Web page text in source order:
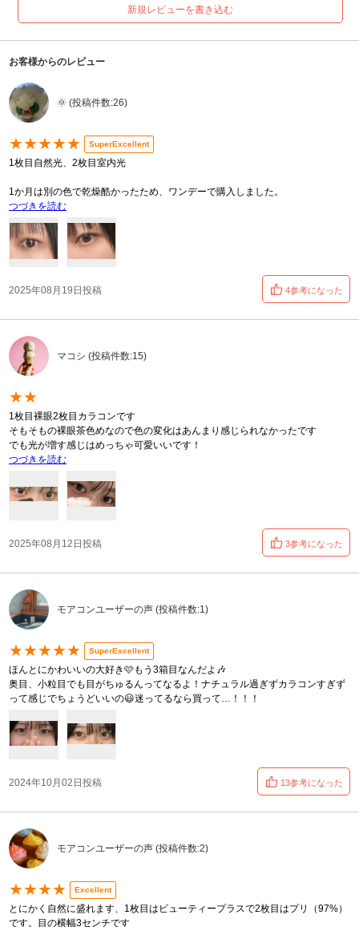
新規レビューを書き込む
お客様からのレビュー
🌞 (投稿件数:26)
★★★★★ SuperExcellent
1枚目自然光、2枚目室内光
1か月は別の色で乾燥酷かったため、ワンデーで購入しました。
つづきを読む
2025年08月19日投稿 4参考になった
マコシ (投稿件数:15)
★★
1枚目裸眼2枚目カラコンです
そもそもの裸眼茶色めなので色の変化はあんまり感じられなかったです
でも光が増す感じはめっちゃ可愛いいです！
つづきを読む
2025年08月12日投稿 3参考になった
モアコンユーザーの声 (投稿件数:1)
★★★★★ SuperExcellent
ほんとにかわいいの大好き🩷もう3箱目なんだよ🎶
奥目、小粒目でも目がちゅるんってなるよ！ナチュラル過ぎずカラコンすぎず
って感じでちょうどいいの😃迷ってるなら買って…！！！
2024年10月02日投稿 13参考になった
モアコンユーザーの声 (投稿件数:2)
★★★★ Excellent
とにかく自然に盛れます、1枚目はビューティープラスで2枚目はプリ（97%）
です。目の横幅3センチです